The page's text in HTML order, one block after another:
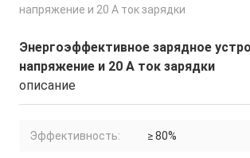
напряжение и 20 А ток зарядки
Энергоэффективное зарядное
напряжение и 20 А ток зарядки
описание
Эффективность: ≥ 80%